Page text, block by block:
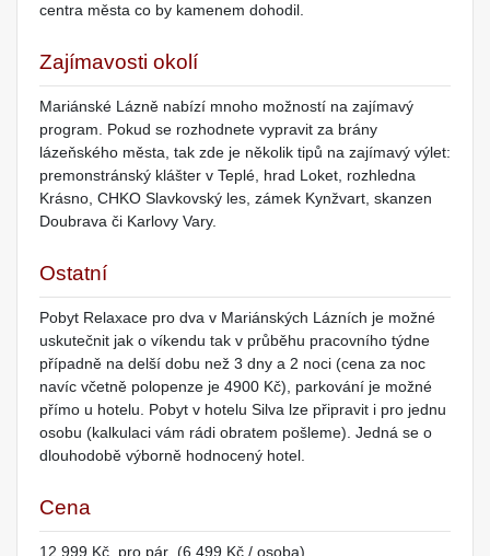
centra města co by kamenem dohodil.
Zajímavosti okolí
Mariánské Lázně nabízí mnoho možností na zajímavý
program. Pokud se rozhodnete vypravit za brány
lázeňského města, tak zde je několik tipů na zajímavý výlet:
premonstránský klášter v Teplé, hrad Loket, rozhledna
Krásno, CHKO Slavkovský les, zámek Kynžvart, skanzen
Doubrava či Karlovy Vary.
Ostatní
Pobyt Relaxace pro dva v Mariánských Lázních je možné
uskutečnit jak o víkendu tak v průběhu pracovního týdne
případně na delší dobu než 3 dny a 2 noci (cena za noc
navíc včetně polopenze je 4900 Kč), parkování je možné
přímo u hotelu. Pobyt v hotelu Silva lze připravit i pro jednu
osobu (kalkulaci vám rádi obratem pošleme). Jedná se o
dlouhodobě výborně hodnocený hotel.
Cena
12 999 Kč pro pár (6 499 Kč / osoba)